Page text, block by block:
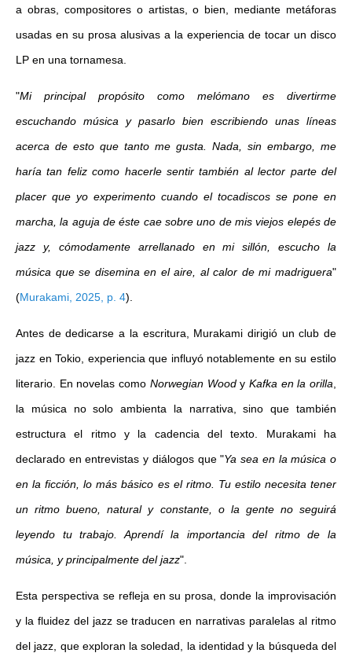
a obras, compositores o artistas, o bien, mediante metáforas
usadas en su prosa alusivas a la experiencia de tocar un disco
LP en una tornamesa.
"Mi principal propósito como melómano es divertirme
escuchando música y pasarlo bien escribiendo unas líneas
acerca de esto que tanto me gusta. Nada, sin embargo, me
haría tan feliz como hacerle sentir también al lector parte del
placer que yo experimento cuando el tocadiscos se pone en
marcha, la aguja de éste cae sobre uno de mis viejos elepés de
jazz y, cómodamente arrellanado en mi sillón, escucho la
música que se disemina en el aire, al calor de mi madriguera"
(Murakami, 2025, p. 4)
Antes de dedicarse a la escritura, Murakami dirigió un club de
jazz en Tokio, experiencia que influyó notablemente en su estilo
literario. En novelas como Norwegian Woody Kafka en la orilla
la música no solo ambienta la narrativa, sino que también
estructura el ritmo y la cadencia del texto. Murakami ha
declarado en entrevistas y diálogos que "Ya sea en la música o
en la ficción, lo más básico es el ritmo. Tu estilo necesita tener
un ritmo bueno, natural y constante, o la gente no seguirá
leyendo tu trabajo. Aprendí la importancia del ritmo de la
música, y principalmente del jazz".
Esta perspectiva se refleja en su prosa, donde la improvisación
y la fluidez del jazz se traducen en narrativas paralelas al ritmo
del jazz, que exploran la soledad, la identidad y la búsqueda del